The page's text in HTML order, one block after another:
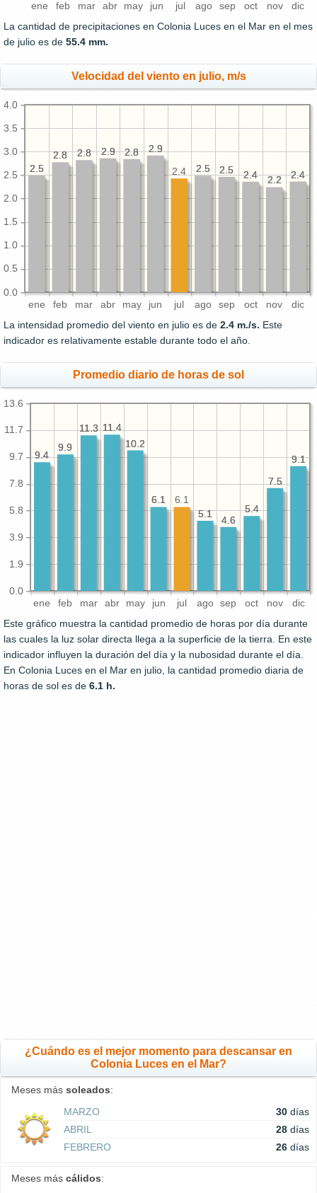
ene feb mar abr may jun jul ago sep oct nov dic
La cantidad de precipitaciones en Colonia Luces en el Mar en el mes
de julio es de 55.4 mm.
Velocidad del viento en julio, m/s
ene feb mar abr may jun jul ago sep oct nov dic
0.0
0.5
1.0
1.5
2.0
2.5
3.0
3.5
4.0
2.4
2.2
2.4
2.5
2.5
2.9
2.8
2.9
2.8
2.8
2.5
2.4
2.2
2.4
2.5
2.5
2.4
2.9
2.8
2.9
2.8
2.8
2.5
La intensidad promedio del viento en julio es de 2.4 m./s. Este
indicador es relativamente estable durante todo el año.
Promedio diario de horas de sol
ene feb mar abr may jun jul ago sep oct nov dic
0.0
1.9
3.9
5.8
7.8
9.7
11.7
13.6
9.1
7.5
5.4
4.6
5.1
6.1
10.2
11.4
11.3
9.9
9.4 9.1
7.5
5.4
4.6
5.1
6.1
6.1
10.2
11.4
11.3
9.9
9.4
Este gráfico muestra la cantidad promedio de horas por día durante
las cuales la luz solar directa llega a la superficie de la tierra. En este
indicador influyen la duración del día y la nubosidad durante el día.
En Colonia Luces en el Mar en julio, la cantidad promedio diaria de
horas de sol es de 6.1 h.
¿Cuándo es el mejor momento para descansar en
Colonia Luces en el Mar?
Meses más soleados:
MARZO
30 días
ABRIL
28 días
FEBRERO
26 días
Meses más cálidos: